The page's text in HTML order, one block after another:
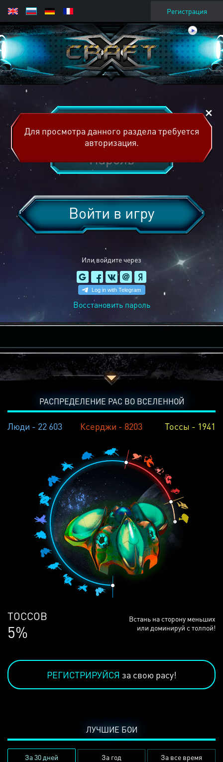
Регистрация
Или войдите через
Войти в игру
Восстановить пароль
Для просмотра данного раздела требуется
авторизация.
РАСПРЕДЕЛЕНИЕ РАС ВО ВСЕЛЕННОЙ
Люди - 22 603 Ксерджи - 8203 Тоссы - 1941
ЛЮДЕЙ
69%
Встань на сторону меньших
или доминируй с толпой!
РЕГИСТРИРУЙСЯ за свою расу!
ЛУЧШИЕ БОИ
За 30 дней За год За все время